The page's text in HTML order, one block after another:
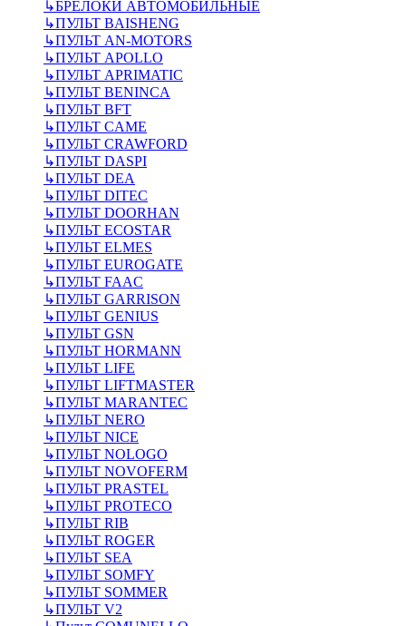
↳БРЕЛОКИ АВТОМОБИЛЬНЫЕ
↳ПУЛЬТ BAISHENG
↳ПУЛЬТ AN-MOTORS
↳ПУЛЬТ APOLLO
↳ПУЛЬТ APRIMATIC
↳ПУЛЬТ BENINCA
↳ПУЛЬТ BFT
↳ПУЛЬТ CAME
↳ПУЛЬТ CRAWFORD
↳ПУЛЬТ DASPI
↳ПУЛЬТ DEA
↳ПУЛЬТ DITEC
↳ПУЛЬТ DOORHAN
↳ПУЛЬТ ECOSTAR
↳ПУЛЬТ ELMES
↳ПУЛЬТ EUROGATE
↳ПУЛЬТ FAAC
↳ПУЛЬТ GARRISON
↳ПУЛЬТ GENIUS
↳ПУЛЬТ GSN
↳ПУЛЬТ HORMANN
↳ПУЛЬТ LIFE
↳ПУЛЬТ LIFTMASTER
↳ПУЛЬТ MARANTEC
↳ПУЛЬТ NERO
↳ПУЛЬТ NICE
↳ПУЛЬТ NOLOGO
↳ПУЛЬТ NOVOFERM
↳ПУЛЬТ PRASTEL
↳ПУЛЬТ PROTECO
↳ПУЛЬТ RIB
↳ПУЛЬТ ROGER
↳ПУЛЬТ SEA
↳ПУЛЬТ SOMFY
↳ПУЛЬТ SOMMER
↳ПУЛЬТ V2